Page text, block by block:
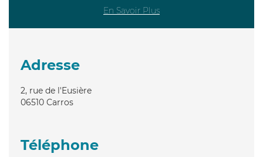
En Savoir Plus
Adresse
2, rue de l'Eusière
06510 Carros
Téléphone